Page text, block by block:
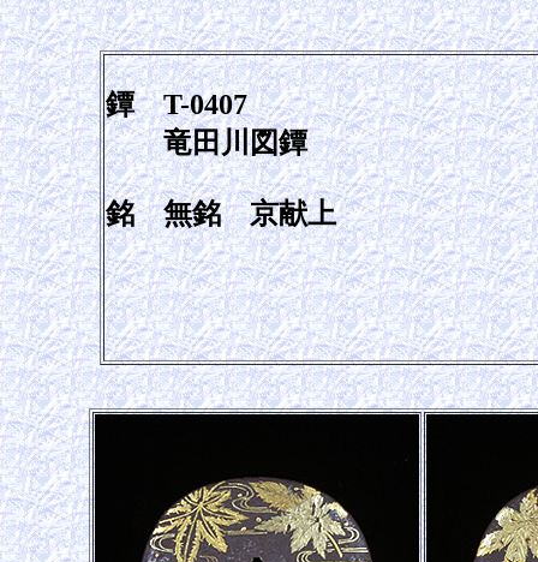
鐔 T-0407
竜田川図鐔
銘 無銘 京献上